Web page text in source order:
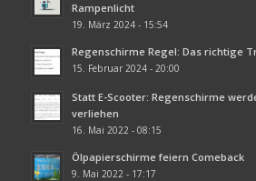
Rampenlicht
19. März 2024 - 15:54
Regenschirme Regel: Das richtige
15. Februar 2024 - 20:00
Statt E-Scooter: Regenschirme
verliehen
16. Mai 2022 - 08:15
Ölpapierschirme feiern Comeback
9. Mai 2022 - 17:17